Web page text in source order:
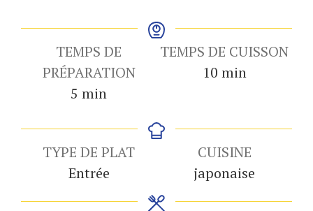
TEMPS DE
PRÉPARATION
5 minutes
min
TEMPS DE CUISSON
10minutes
min
TYPE DE PLAT
Entrée
CUISINE
japonaise